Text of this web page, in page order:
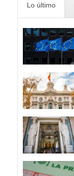
Lo último